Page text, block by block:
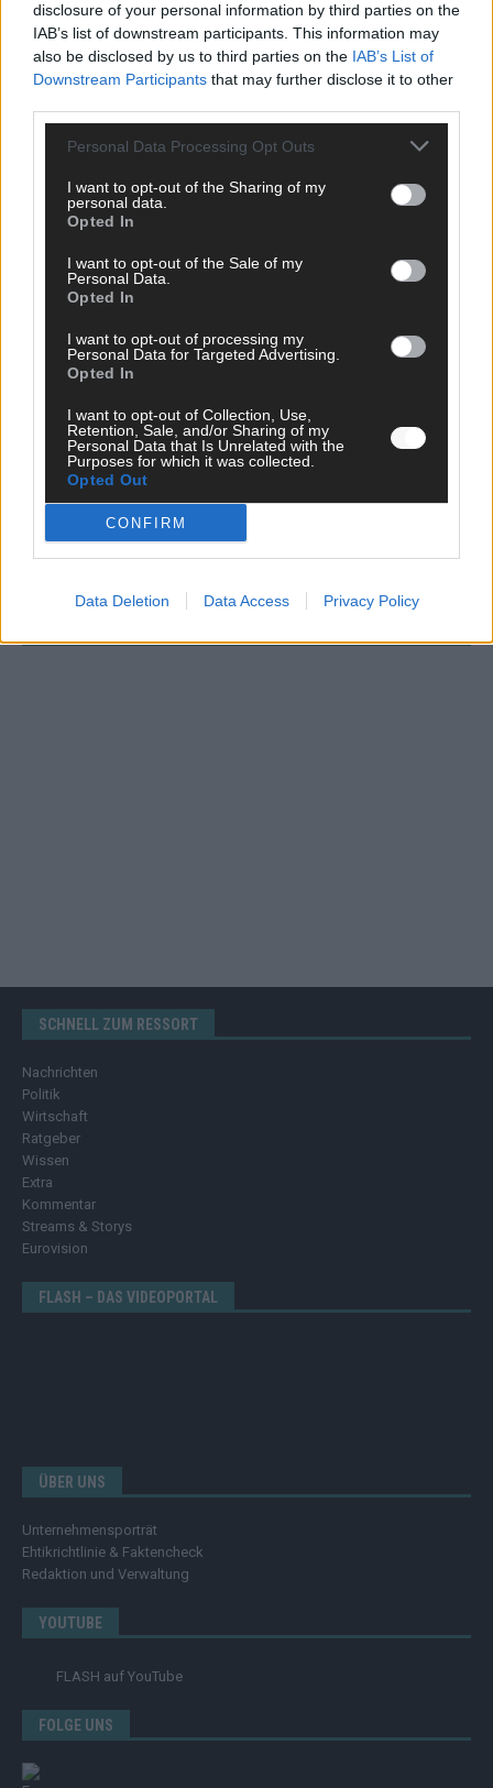
disclosure of your personal information by third parties on the
IAB’s list of downstream participants. This information may
also be disclosed by us to third parties on the IAB’s List of
Downstream Participants that may further disclose it to other
Personal Data Processing Opt Outs
I want to opt-out of the Sharing of my
personal data.
Opted In
I want to opt-out of the Sale of my
Personal Data.
Opted In
I want to opt-out of processing my
Personal Data for Targeted Advertising.
Opted In
I want to opt-out of Collection, Use,
Retention, Sale, and/or Sharing of my
Personal Data that Is Unrelated with the
Purposes for which it was collected.
Opted Out
CONFIRM
Data Deletion Data Access Privacy Policy
WERBE BEI UNS!
KEINE NEWS MEHR VERPASSEN
SCHNELL ZUM RESSORT
Nachrichten
Politik
Wirtschaft
Ratgeber
Wissen
Extra
Kommentar
Streams & Storys
Eurovision
FLASH – DAS VIDEOPORTAL
ÜBER UNS
Unternehmensporträt
Ehtikrichtlinie & Faktencheck
Redaktion und Verwaltung
YOUTUBE
FLASH auf YouTube
FOLGE UNS